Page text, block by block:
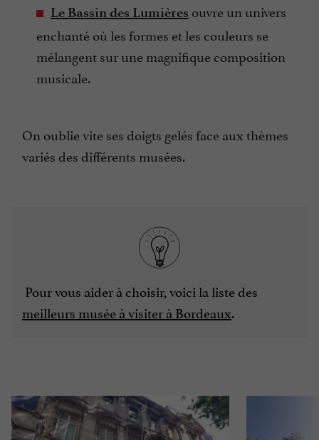
Le Bassin des Lumières ouvre un univers
enchanté où les formes et les couleurs se
mélangent sur une magnifique composition
musicale.
On oublie vite ses doigts gelés face aux thèmes
variés des différents musées.
Pour vous aider à choisir, voici la liste des
meilleurs musée à visiter à Bordeaux.